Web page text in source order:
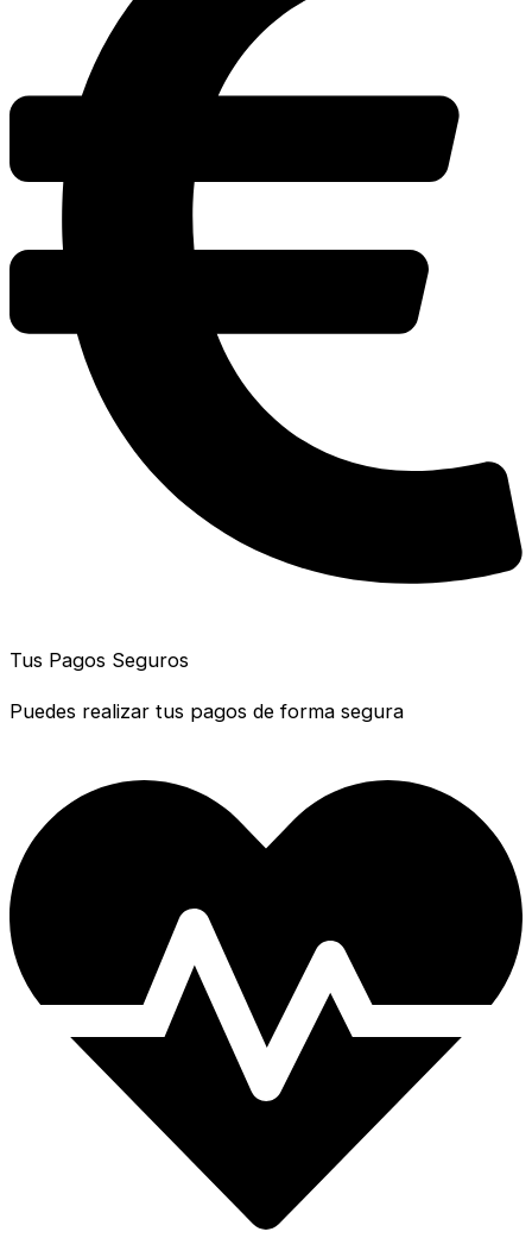
Tus Pagos Seguros
Puedes realizar tus pagos de forma segura